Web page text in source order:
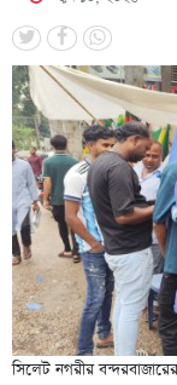
সিলেট নগরীর